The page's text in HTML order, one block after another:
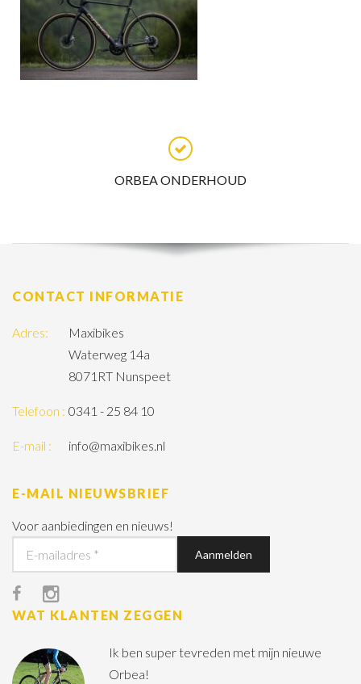
ORBEA ONDERHOUD
CONTACT INFORMATIE
Adres:
Maxibikes
Waterweg 14a
8071RT Nunspeet
Telefoon : 0341 - 25 84 10
E-mail : info@maxibikes.nl
E-MAIL NIEUWSBRIEF
Voor aanbiedingen en nieuws!
WAT KLANTEN ZEGGEN
Ik ben super tevreden met mijn nieuwe
Orbea!